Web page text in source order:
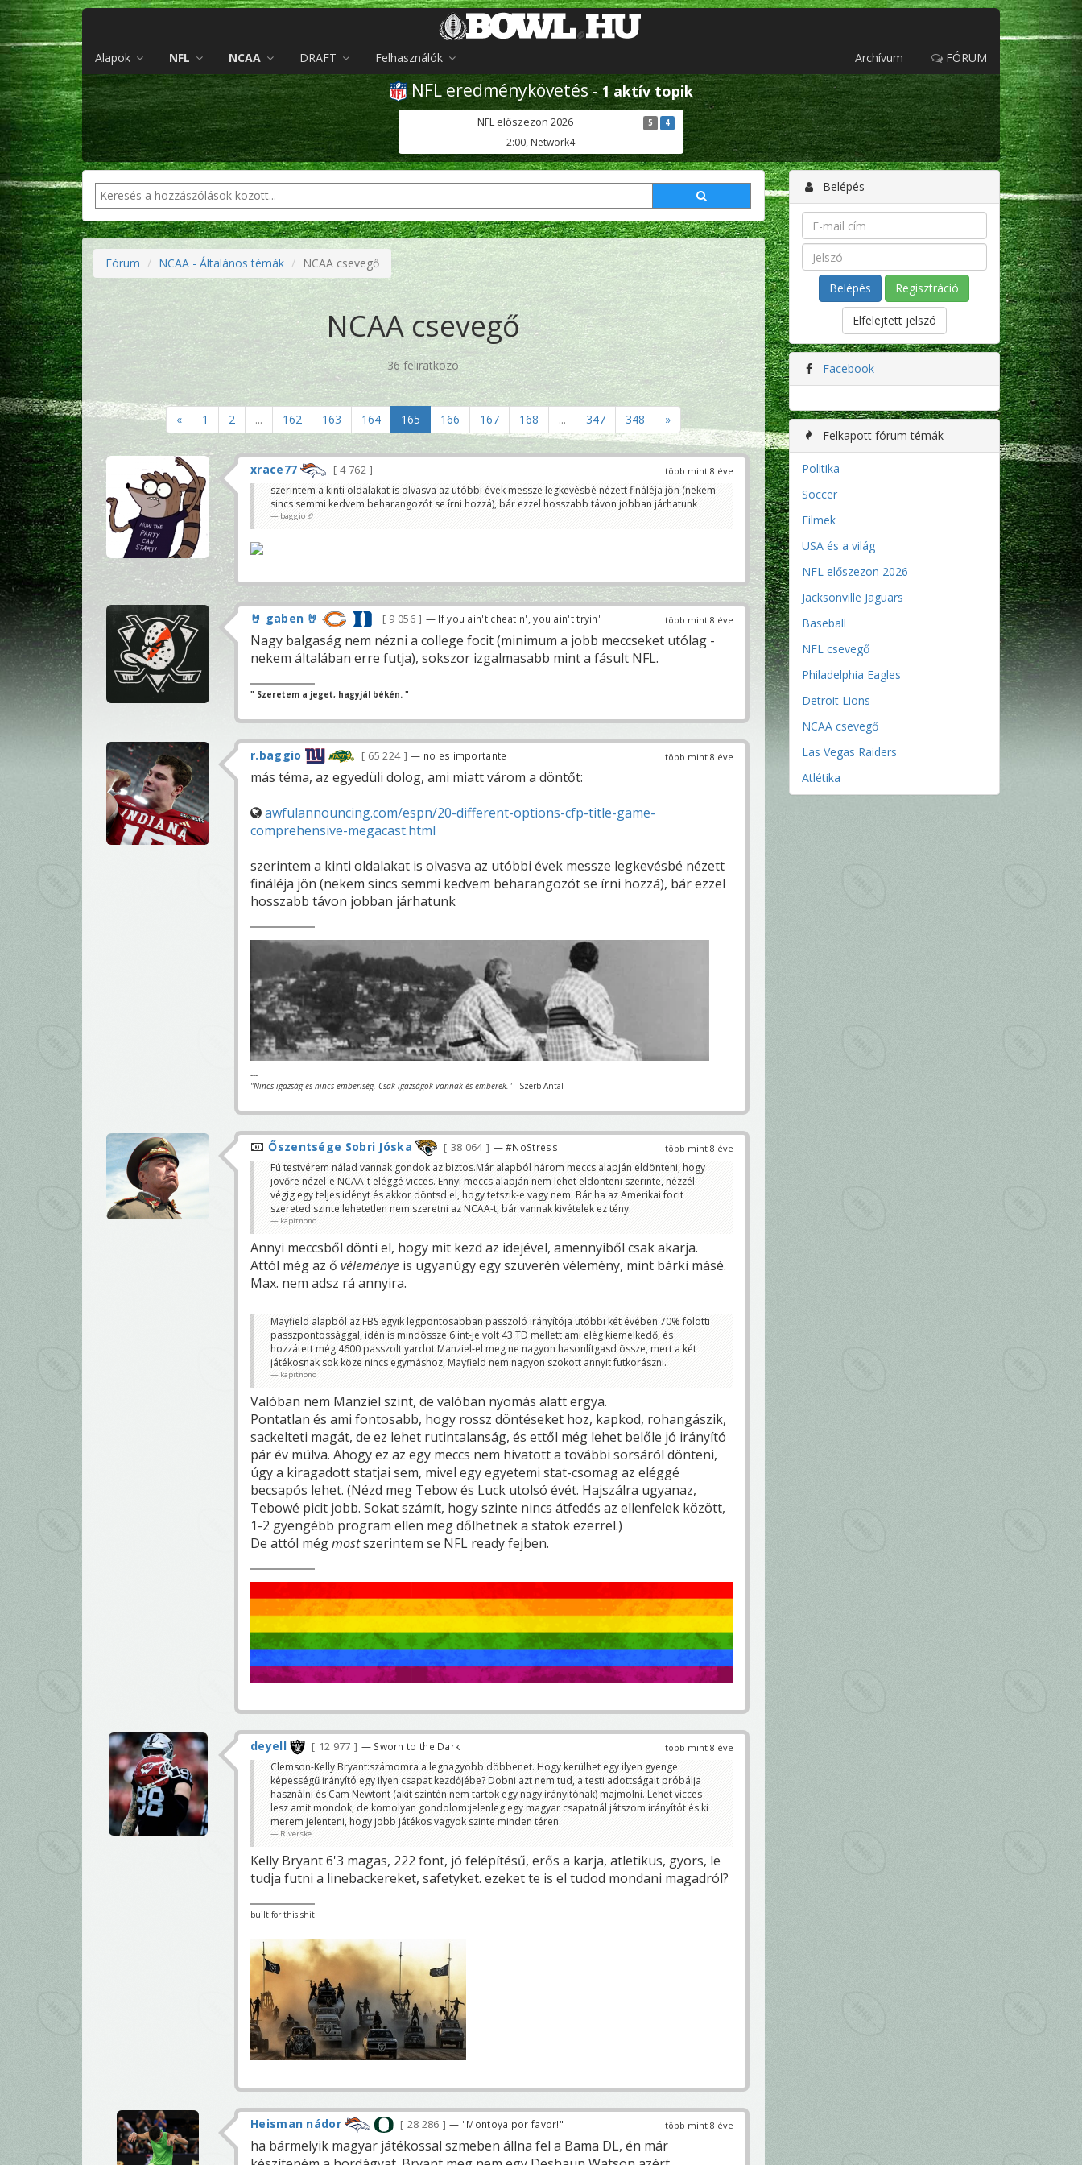
Alapok NFL NCAA DRAFT Felhasználók Archívum FÓRUM
NFL eredménykövetés -1 aktív topik
NFL előszezon 2026 5 4
2:00, Network4
Fórum NCAA - Általános témák NCAA csevegő
NCAA csevegő
36 feliratkozó
« 1 2 ... 162 163 164 165 166 167 168 ... 347 348 »
több mint 8 éve
xrace77
4 762
szerintem a kinti oldalakat is olvasva az utóbbi évek messze legkevésbé nézett fináléja jön (nekem
sincs semmi kedvem beharangozót se írni hozzá), bár ezzel hosszabb távon jobban járhatunk
baggio 🏈
több mint 8 éve
🤘 gaben 🤘 9 056 — If you ain't cheatin', you ain't tryin'
Nagy balgaság nem nézni a college focit (minimum a jobb meccseket utólag -
nekem általában erre futja), sokszor izgalmasabb mint a fásult NFL.
" Szeretem a jeget, hagyjál békén. "
több mint 8 éve
r.baggio 65 224 — no es importante
más téma, az egyedüli dolog, ami miatt várom a döntőt:
awfulannouncing.com/espn/20-different-options-cfp-title-game-
comprehensive-megacast.html
szerintem a kinti oldalakat is olvasva az utóbbi évek messze legkevésbé nézett
fináléja jön (nekem sincs semmi kedvem beharangozót se írni hozzá), bár ezzel
hosszabb távon jobban járhatunk
---
"Nincs igazság és nincs emberiség. Csak igazságok vannak és emberek." - Szerb Antal
több mint 8 éve
Őszentsége Sobri Jóska 38 064 — #NoStress
Fú testvérem nálad vannak gondok az biztos.Már alapból három meccs alapján eldönteni, hogy
jövőre nézel-e NCAA-t eléggé vicces. Ennyi meccs alapján nem lehet eldönteni szerinte, nézzél
végig egy teljes idényt és akkor döntsd el, hogy tetszik-e vagy nem. Bár ha az Amerikai focit
szereted szinte lehetetlen nem szeretni az NCAA-t, bár vannak kivételek ez tény.
kapitnono
Annyi meccsből dönti el, hogy mit kezd az idejével, amennyiből csak akarja.
Attól még az ő véleménye is ugyanúgy egy szuverén vélemény, mint bárki másé.
Max. nem adsz rá annyira.
Mayfield alapból az FBS egyik legpontosabban passzoló irányítója utóbbi két évében 70% fölötti
passzpontossággal, idén is mindössze 6 int-je volt 43 TD mellett ami elég kiemelkedő, és
hozzátett még 4600 passzolt yardot.Manziel-el meg ne nagyon hasonlítgasd össze, mert a két
játékosnak sok köze nincs egymáshoz, Mayfield nem nagyon szokott annyit futkorászni.
kapitnono
Valóban nem Manziel szint, de valóban nyomás alatt ergya.
Pontatlan és ami fontosabb, hogy rossz döntéseket hoz, kapkod, rohangászik,
sackelteti magát, de ez lehet rutintalanság, és ettől még lehet belőle jó irányító
pár év múlva. Ahogy ez az egy meccs nem hivatott a további sorsáról dönteni,
úgy a kiragadott statjai sem, mivel egy egyetemi stat-csomag az eléggé
becsapós lehet. (Nézd meg Tebow és Luck utolsó évét. Hajszálra ugyanaz,
Tebowé picit jobb. Sokat számít, hogy szinte nincs átfedés az ellenfelek között,
1-2 gyengébb program ellen meg dőlhetnek a statok ezerrel.)
De attól mégmostszerintem se NFL ready fejben.
több mint 8 éve
deyell 12 977 — Sworn to the Dark
Clemson-Kelly Bryant:számomra a legnagyobb döbbenet. Hogy kerülhet egy ilyen gyenge
képességű irányító egy ilyen csapat kezdőjébe? Dobni azt nem tud, a testi adottságait próbálja
használni és Cam Newtont (akit szintén nem tartok egy nagy irányítónak) majmolni. Lehet vicces
lesz amit mondok, de komolyan gondolom:jelenleg egy magyar csapatnál játszom irányítót és ki
merem jelenteni, hogy jobb játékos vagyok szinte minden téren.
Riverske
Kelly Bryant 6'3 magas, 222 font, jó felépítésű, erős a karja, atletikus, gyors, le
tudja futni a linebackereket, safetyket. ezeket te is el tudod mondani magadról?
built for this shit
több mint 8 éve
Heisman nádor 28 286 — "Montoya por favor!"
ha bármelyik magyar játékossal szmeben állna fel a Bama DL, én már
Belépés
Regisztráció
Elfelejtett jelszó
Facebook
Felkapott fórum témák
Politika
Soccer
Filmek
USA és a világ
NFL előszezon 2026
Jacksonville Jaguars
Baseball
NFL csevegő
Philadelphia Eagles
Detroit Lions
NCAA csevegő
Las Vegas Raiders
Atlétika